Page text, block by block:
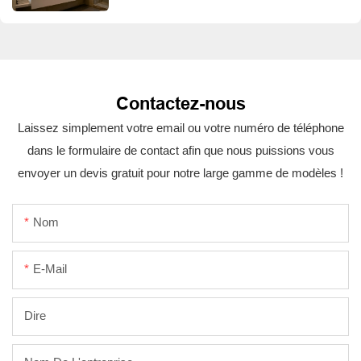
Contactez-nous
Laissez simplement votre email ou votre numéro de téléphone
dans le formulaire de contact afin que nous puissions vous
envoyer un devis gratuit pour notre large gamme de modèles !
Nom
E-Mail
Dire